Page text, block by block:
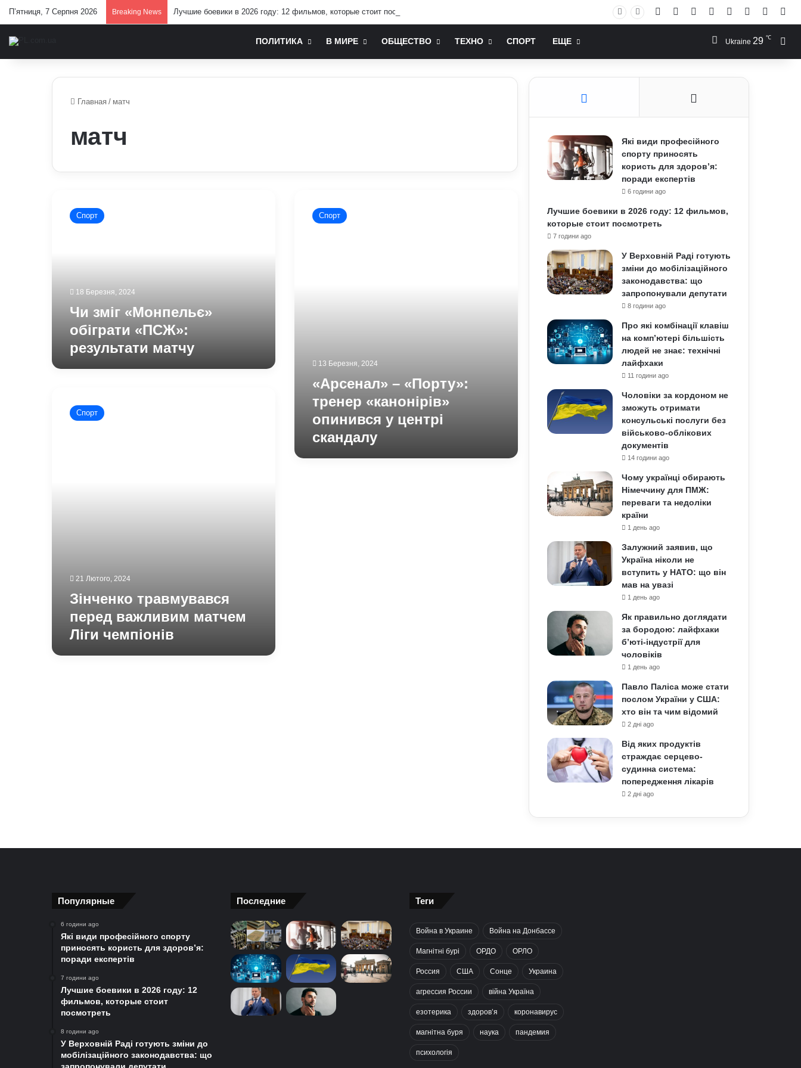
П’ятниця, 7 Серпня 2026 Breaking News Лучшие боевики в 2026 году: 12 фильмов, которые стоит посмотреть Facebook YouTubeInstagram
RSS Log In
ПОЛИТИКА В МИРЕ ОБЩЕСТВО ТЕХНО СПОРТ ЕЩЕ Ukraine 29 ℃
Главная / матч
матч
«Монпельє»
Спорт
18 Березня, 2024
Чи зміг «Монпельє»
обіграти «ПСЖ»:
результати матчу
«Порту»:
Спорт
13 Березня, 2024
«Арсенал» – «Порту»:
тренер «канонірів»
опинився у центрі
скандалу
травмувався
перед
Спорт
21 Лютого, 2024
Зінченко травмувався
перед важливим матчем
Ліги чемпіонів
Які види професійного
спорту приносять
користь для здоров’я:
поради експертів
6 години ago
Лучшие боевики в 2026 году: 12 фильмов,
которые стоит посмотреть
7 години ago
У Верховній Раді готують
зміни до мобілізаційного
законодавства: що
запропонували депутати
8 години ago
Про які комбінації клавіш
на комп’ютері більшість
людей не знає: технічні
лайфхаки
11 години ago
Чоловіки за кордоном не
зможуть отримати
консульські послуги без
військово-облікових
документів
14 години ago
Чому українці обирають
Німеччину для ПМЖ:
переваги та недоліки
країни
1 день ago
Залужний заявив, що
Україна ніколи не
вступить у НАТО: що він
мав на увазі
1 день ago
Як правильно доглядати
за бородою: лайфхаки
б’юті-індустрії для
чоловіків
1 день ago
Павло Паліса може стати
послом України у США:
хто він та чим відомий
2 дні ago
Від яких продуктів
страждає серцево-
судинна система:
попередження лікарів
2 дні ago
Популярные
6 години ago
Які види професійного спорту
приносять користь для здоров’я:
поради експертів
7 години ago
Лучшие боевики в 2026 году: 12
фильмов, которые стоит
посмотреть
8 години ago
У Верховній Раді готують зміни до
мобілізаційного законодавства: що
Последние Теги
Война в Украине Война на Донбассе
Магнітні бурі ОРДО ОРЛО
Россия США Сонце Украина
агрессия России війна Україна
езотерика здоров’я коронавирус
магнітна буря наука пандемия
психологія